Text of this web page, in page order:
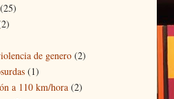
(25)
de genero (2)
(1)
a 110 km/hora (2)